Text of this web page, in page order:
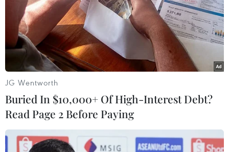
Thứ trưởng Bộ Quốc phòng và lãnh đạo các cơ quan, đơn vị
thuộc Bộ Quốc phòng kiểm tra các loại thuốc và thiêt bị y tế của
lực lượng quân y trước khi lên đường. (Ảnh: Trọng Đức/TTXVN)
JG Wentworth
Buried In $10,000+ Of High-Interest Debt?
Read Page 2 Before Paying